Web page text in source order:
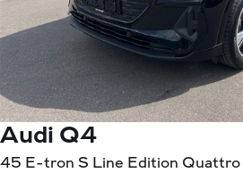
Audi Q4
45 E-tron S Line Edition